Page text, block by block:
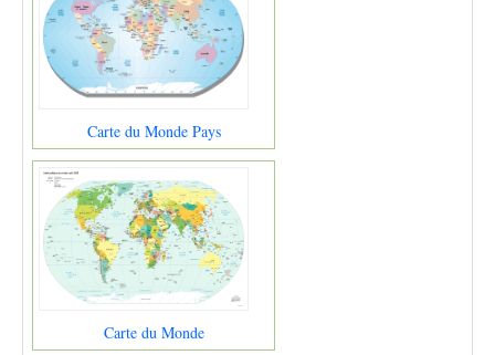
Carte du Monde Pays
Carte du Monde